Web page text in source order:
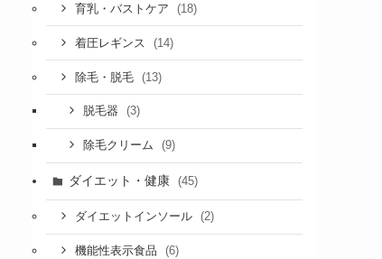
育乳・バストケア (18)
着圧レギンス (14)
除毛・脱毛 (13)
脱毛器 (3)
除毛クリーム (9)
ダイエット・健康 (45)
ダイエットインソール (2)
機能性表示食品 (6)